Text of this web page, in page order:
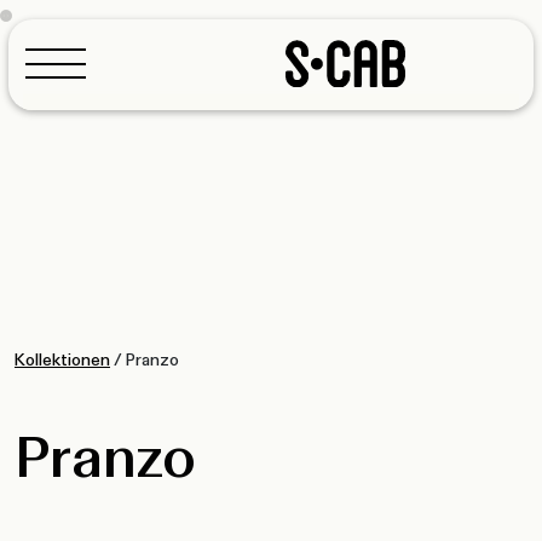
Kollektionen/Pranzo
Pranzo